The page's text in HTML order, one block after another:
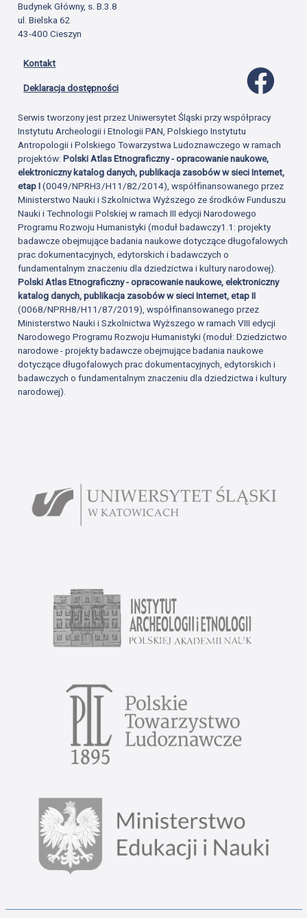
Budynek Główny, s. B.3.8
ul. Bielska 62
43-400 Cieszyn
Kontakt
Deklaracja dostępności
Serwis tworzony jest przez Uniwersytet Śląski przy współpracy
Instytutu Archeologii i Etnologii PAN, Polskiego Instytutu
Antropologii i Polskiego Towarzystwa Ludoznawczego w ramach
projektów:Polski Atlas Etnograficzny - opracowanie naukowe,
elektroniczny katalog danych, publikacja zasobów w sieci Internet,
etap I(0049/NPRH3/H11/82/2014), współfinansowanego przez
Ministerstwo Nauki i Szkolnictwa Wyższego ze środków Funduszu
Nauki i Technologii Polskiej w ramach III edycji Narodowego
Programu Rozwoju Humanistyki (moduł badawczy1.1: projekty
badawcze obejmujące badania naukowe dotyczące długofalowych
prac dokumentacyjnych, edytorskich i badawczych o
fundamentalnym znaczeniu dla dziedzictwa i kultury narodowej).
Polski Atlas Etnograficzny - opracowanie naukowe, elektroniczny
katalog danych, publikacja zasobów w sieci Internet, etap II
(0068/NPRH8/H11/87/2019), współfinansowanego przez
Ministerstwo Nauki i Szkolnictwa Wyższego w ramach VIII edycji
Narodowego Programu Rozwoju Humanistyki (moduł: Dziedzictwo
narodowe - projekty badawcze obejmujące badania naukowe
dotyczące długofalowych prac dokumentacyjnych, edytorskich i
badawczych o fundamentalnym znaczeniu dla dziedzictwa i kultury
narodowej).